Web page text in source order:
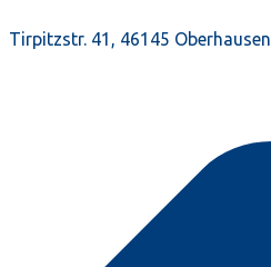
Tirpitzstr. 41, 46145 Oberhausen